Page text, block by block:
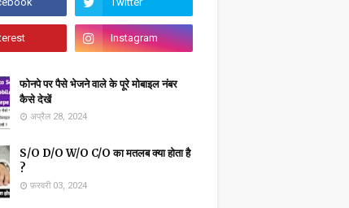
फोनपे पर पैसे भेजने वाले के पूरे मोबाइल नंबर
कैसे देखें
अप्रैल 28, 2024
S/O D/O W/O C/O का मतलब क्या होता है
?
फ़रवरी 03, 2024